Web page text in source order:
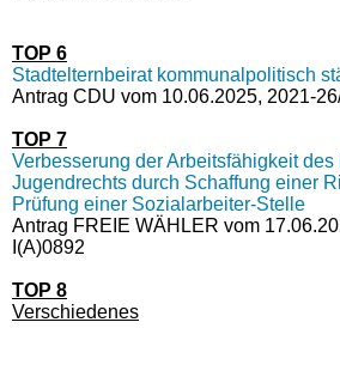
TOP 6
Stadtelternbeirat kommunalpolitisch
Antrag CDU vom 10.06.2025, 2021-
TOP 7
Verbesserung der Arbeitsfähigkeit
Jugendrechts durch Schaffung einer
Prüfung einer Sozialarbeiter-Stelle
Antrag FREIE WÄHLER vom
I(A)0892
TOP 8
Verschiedenes